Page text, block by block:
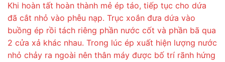
Khi hoàn tất hoàn thành mẻ ép táo, tiếp tục cho dứa
đã cắt nhỏ vào phễu nạp. Trục xoắn đưa dứa vào
buồng ép rồi tách riêng phần nước cốt và phần bã qua
2 cửa xả khác nhau. Trong lúc ép xuất hiện lượng nước
nhỏ chảy ra ngoài nên thân máy được bố trí rãnh hứng